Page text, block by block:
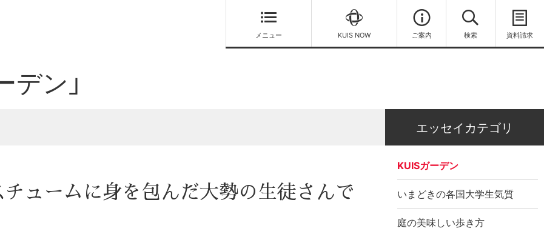
メニュー KUIS NOW ご案内 検索 資料請求
ン」
ュームに身を包んだ大勢の生徒さんで
エッセイカテゴリ
KUISガーデン
いまどきの各国大学生気質
庭の美味しい歩き方